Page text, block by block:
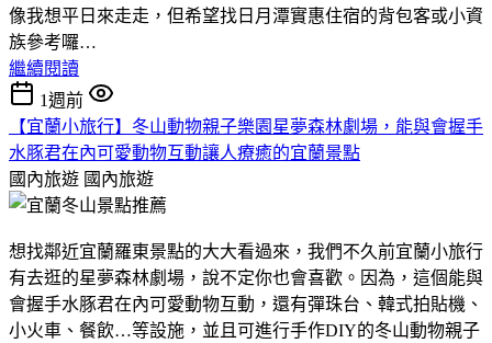
像我想平日來走走，但希望找日月潭實惠住宿的背包客或小資
族參考囉…
繼續閱讀
1週前
【宜蘭小旅行】冬山動物親子樂園星夢森林劇場，能與會握手
水豚君在內可愛動物互動讓人療癒的宜蘭景點
國內旅遊 國內旅遊
想找鄰近宜蘭羅東景點的大大看過來，我們不久前宜蘭小旅行
有去逛的星夢森林劇場，說不定你也會喜歡。因為，這個能與
會握手水豚君在內可愛動物互動，還有彈珠台、韓式拍貼機、
小火車、餐飲…等設施，並且可進行手作DIY的冬山動物親子